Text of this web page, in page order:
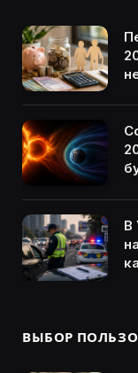
В
ВЫБОР